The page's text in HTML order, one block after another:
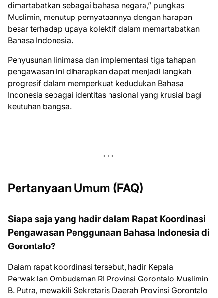
dimartabatkan sebagai bahasa negara,” pungkas
Muslimin, menutup pernyataannya dengan harapan
besar terhadap upaya kolektif dalam memartabatkan
Bahasa Indonesia.
Penyusunan linimasa dan implementasi tiga tahapan
pengawasan ini diharapkan dapat menjadi langkah
progresif dalam memperkuat kedudukan Bahasa
Indonesia sebagai identitas nasional yang krusial bagi
keutuhan bangsa.
Pertanyaan Umum (FAQ)
Siapa saja yang hadir dalam Rapat Koordinasi
Pengawasan Penggunaan Bahasa Indonesia di
Gorontalo?
Dalam rapat koordinasi tersebut, hadir Kepala
Perwakilan Ombudsman RI Provinsi Gorontalo Muslimin
B. Putra, mewakili Sekretaris Daerah Provinsi Gorontalo